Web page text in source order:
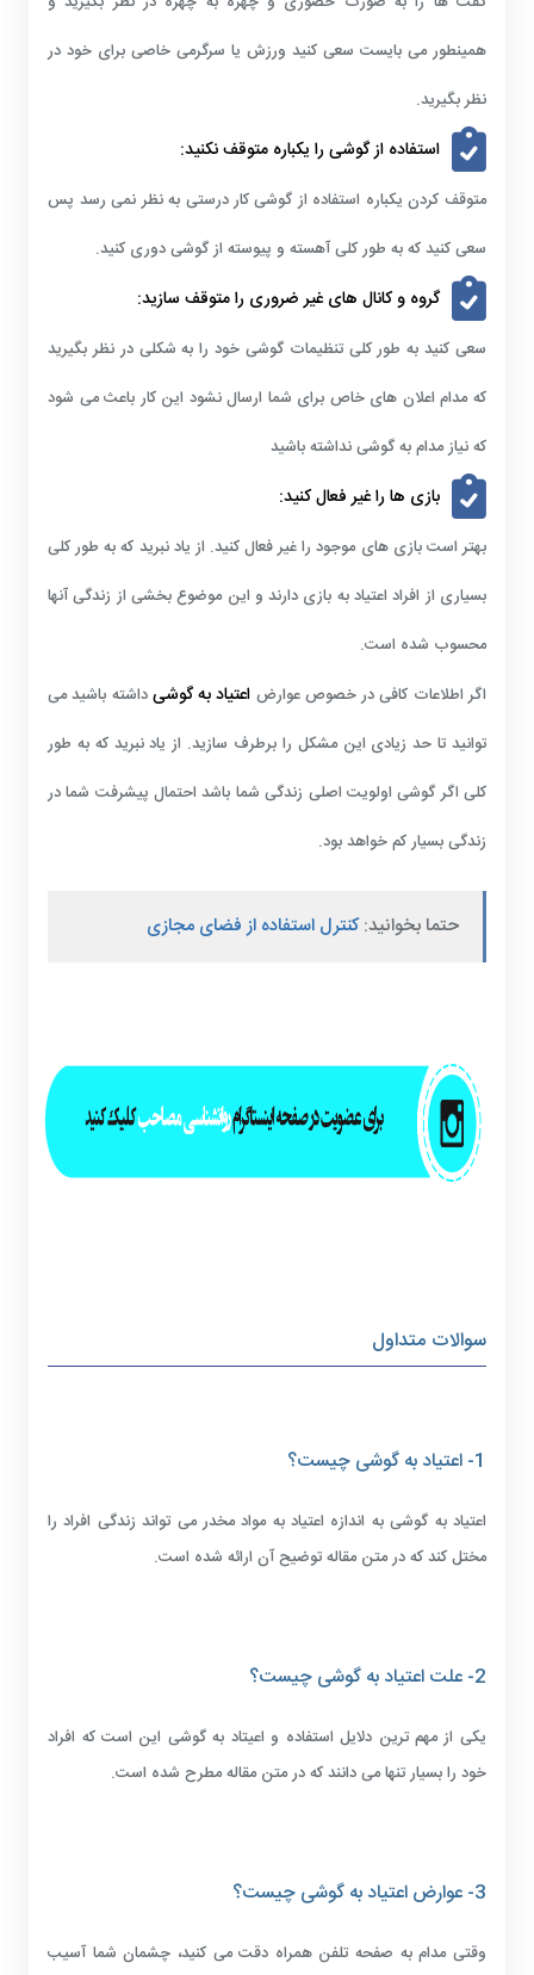
همینطور می بایست سعی کنید ورزش یا سرگرمی خاصی برای خود در
نظر بگیرید.
استفاده از گوشی را یکباره متوقف نکنید:
متوقف کردن یکباره استفاده از گوشی کار درستی به نظر نمی رسد پس
سعی کنید که به طور کلی آهسته و پیوسته از گوشی دوری کنید.
گروه و کانال های غیر ضروری را متوقف سازید:
سعی کنید به طور کلی تنظیمات گوشی خود را به شکلی در نظر بگیرید
که مدام اعلان های خاص برای شما ارسال نشود این کار باعث می شود
که نیاز مدام به گوشی نداشته باشید
بازی ها را غیر فعال کنید:
بهتر است بازی های موجود را غیر فعال کنید. از یاد نبرید که به طور کلی
بسیاری از افراد اعتیاد به بازی دارند و این موضوع بخشی از زندگی آنها
محسوب شده است.
اگر اطلاعات کافی در خصوص عوارض اعتیاد به گوشیداشته باشید می
توانید تا حد زیادی این مشکل را برطرف سازید. از یاد نبرید که به طور
کلی اگر گوشی اولویت اصلی زندگی شما باشد احتمال پیشرفت شما در
زندگی بسیار کم خواهد بود.
حتما بخوانید: کنترل استفاده از فضای مجازی
سوالات متداول
1- اعتیاد به گوشی چیست؟
اعتیاد به گوشی به اندازه اعتیاد به مواد مخدر می تواند زندگی افراد را
مختل کند که در متن مقاله توضیح آن ارائه شده است.
2- علت اعتیاد به گوشی چیست؟
یکی از مهم ترین دلایل استفاده و اعیتاد به گوشی این است که افراد
خود را بسیار تنها می دانند که در متن مقاله مطرح شده است.
3- عوارض اعتیاد به گوشی چیست؟
وقتی مدام به صفحه تلفن همراه دقت می کنید، چشمان شما آسیب